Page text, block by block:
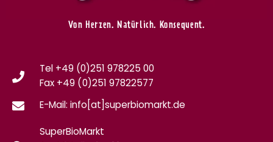
Von Herzen. Natürlich. Konsequent.
Tel +49 (0)251 978225 00
Fax +49 (0)251 97822577
E-Mail: info[at]superbiomarkt.de
SuperBioMarkt